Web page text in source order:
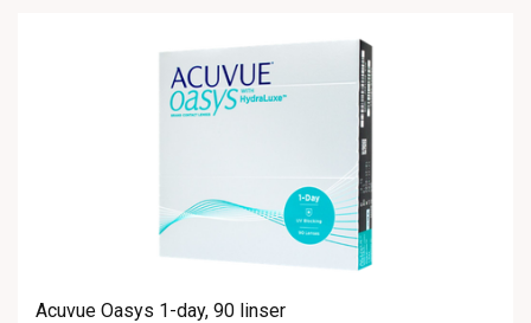
Acuvue Oasys 1-day, 90 linser